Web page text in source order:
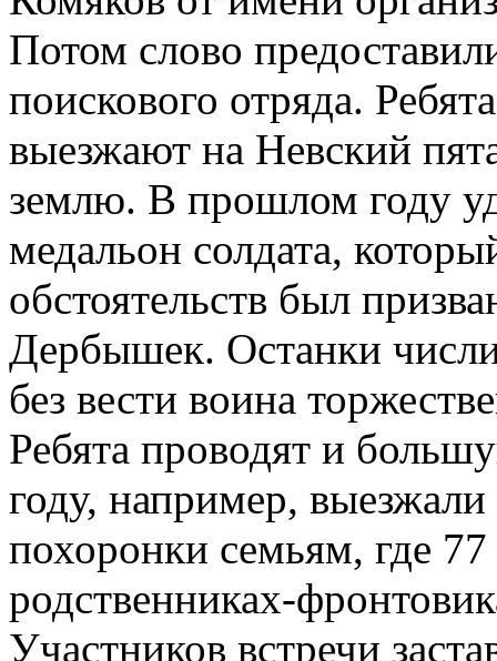
Потом слово
поискового отряда.
выезжают на Невский
землю. В прошлом году
медальон солдата,
обстоятельств был
Дербышек. Останки
без вести воина
Ребята проводят и
году, например,
похоронки семьям, где
родственниках-
Участников встречи